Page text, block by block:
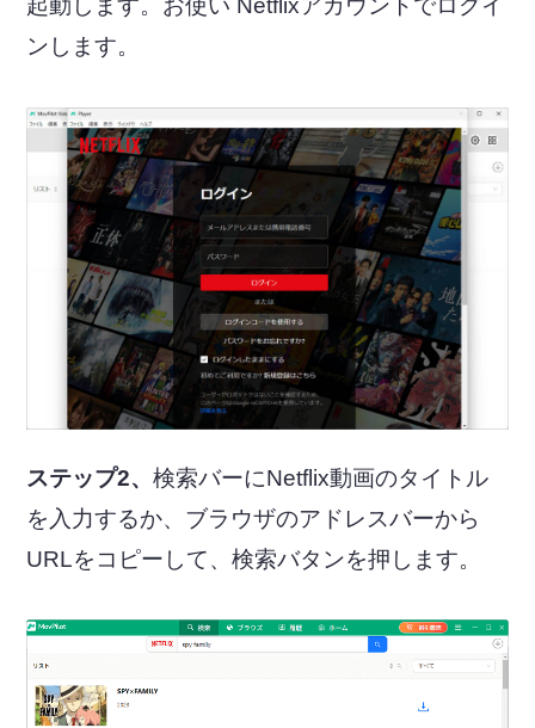
起動します。お使い Netflixアカウントでログイ
ンします。
ステップ2、検索バーにNetflix動画のタイトル
を入力するか、ブラウザのアドレスバーから
URLをコピーして、検索バタンを押します。